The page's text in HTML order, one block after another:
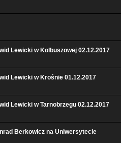
Lewicki w Kolbuszowej 02.12.2017
Lewicki w Krośnie 01.12.2017
Lewicki w Tarnobrzegu 02.12.2017
Berkowicz na Uniwersytecie